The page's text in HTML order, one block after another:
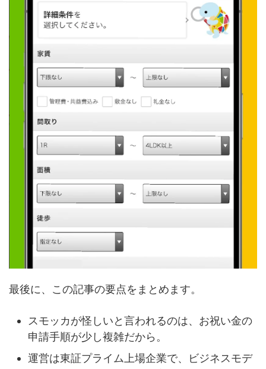
最後に、この記事の要点をまとめます。
スモッカが怪しいと言われるのは、お祝い金の
申請手順が少し複雑だから。
運営は東証プライム上場企業で、ビジネスモデ